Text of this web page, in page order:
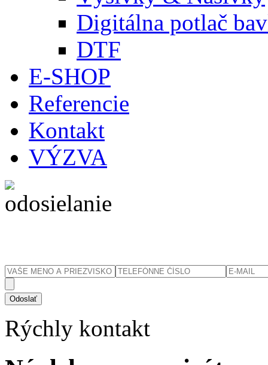
Digitálna potlač
DTF
E-SHOP
Referencie
Kontakt
VÝZVA
Rýchly kontakt